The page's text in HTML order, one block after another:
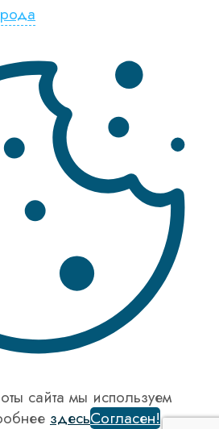
сайта мы используем
здесьСогласен!